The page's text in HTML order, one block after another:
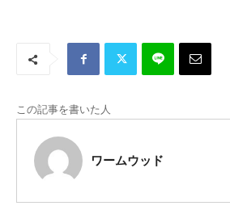
この記事を書いた人
ワームウッド